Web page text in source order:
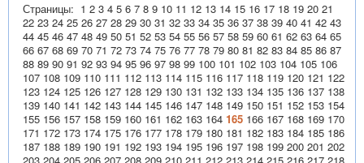
Страницы: 1 2 3 4 5 6 7 8 9 10 11 12 13 14 15 16 17 18 19 20 21
22 23 24 25 26 27 28 29 30 31 32 33 34 35 36 37 38 39 40 41 42 43
44 45 46 47 48 49 50 51 52 53 54 55 56 57 58 59 60 61 62 63 64 65
66 67 68 69 70 71 72 73 74 75 76 77 78 79 80 81 82 83 84 85 86 87
88 89 90 91 92 93 94 95 96 97 98 99 100 101 102 103 104 105 106
107 108 109 110 111 112 113 114 115 116 117 118 119 120 121 122
123 124 125 126 127 128 129 130 131 132 133 134 135 136 137 138
139 140 141 142 143 144 145 146 147 148 149 150 151 152 153 154
155 156 157 158 159 160 161 162 163 164 165 166 167 168 169 170
171 172 173 174 175 176 177 178 179 180 181 182 183 184 185 186
187 188 189 190 191 192 193 194 195 196 197 198 199 200 201 202